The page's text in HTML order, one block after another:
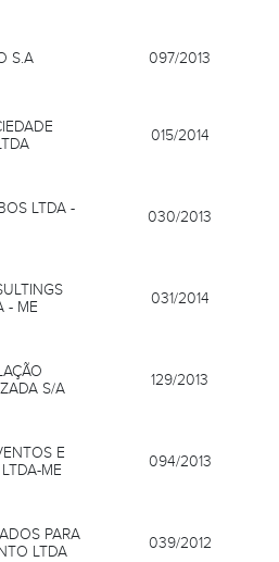
S.A 097/2013
015/2014
LTDA - 030/2013
- ME
031/2014
S/A
129/2013
E
ME
094/2013
PARA
LTDA
039/2012